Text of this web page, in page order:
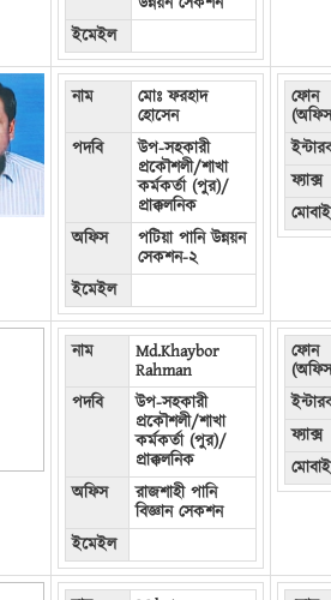
ইমেইল
নাম
মোঃ ফরহাদ
হোসেন
পদবি
উপ-সহকারী
প্রকৌশলী/শাখা
কর্মকর্তা (পুর)/
প্রাক্কলনিক
অফিস
পটিয়া পানি উন্নয়ন
সেকশন-২
ইমেইল
ফোন
ফ্যাক্স
নাম
Md.Khaybor
Rahman
পদবি
উপ-সহকারী
প্রকৌশলী/শাখা
কর্মকর্তা (পুর)/
প্রাক্কলনিক
অফিস
রাজশাহী পানি
বিজ্ঞান সেকশন
ইমেইল
ফোন
ফ্যাক্স